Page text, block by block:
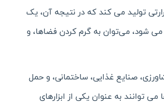
تولید می کند که در نتیجه آن، یک
شود، می‌توان به گرم کردن فضاها، و
صنایع غذایی، ساختمانی، و حمل
توانند به عنوان یکی از ابزارهای